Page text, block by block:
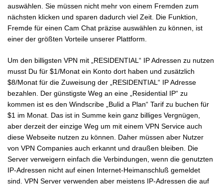
auswählen. Sie müssen nicht mehr von einem Fremden zum
nächsten klicken und sparen dadurch viel Zeit. Die Funktion,
Fremde für einen Cam Chat präzise auswählen zu können, ist
einer der größten Vorteile unserer Plattform.
Um den billigsten VPN mit „RESIDENTIAL“ IP Adressen zu nutzen
musst Du für $1/Monat ein Konto dort haben und zusätzlich
$8/Monat für die Zuweisung der „RESIDENTIAL“ IP Adresse
bezahlen. Der günstigste Weg an eine „Residential IP“ zu
kommen ist es den Windscribe „Bulid a Plan“ Tarif zu buchen für
$1 im Monat. Das ist in Summe kein ganz billiges Vergnügen,
aber derzeit der einzige Weg um mit einem VPN Service auch
diese Webseite nutzen zu können. Daher müssen aber Nutzer
von VPN Companies auch erkannt und draußen bleiben. Die
Server verweigern einfach die Verbindungen, wenn die genutzten
IP-Adressen nicht auf einen Internet-Heimanschluß gemeldet
sind. VPN Server verwenden aber meistens IP-Adressen die auf